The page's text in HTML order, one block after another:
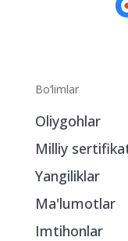
Bo‘limlar
Oliygohlar